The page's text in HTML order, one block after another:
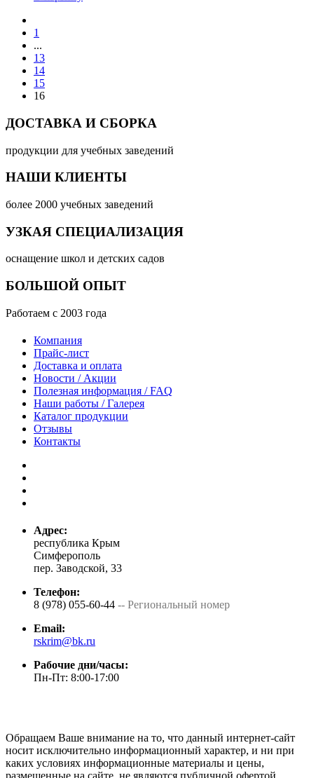
1
...
13
14
15
16
ДОСТАВКА И СБОРКА
продукции для учебных заведений
НАШИ КЛИЕНТЫ
более 2000 учебных заведений
УЗКАЯ СПЕЦИАЛИЗАЦИЯ
оснащение школ и детских садов
БОЛЬШОЙ ОПЫТ
Работаем с 2003 года
Компания
Прайс-лист
Доставка и оплата
Новости / Акции
Полезная информация / FAQ
Наши работы / Галерея
Каталог продукции
Отзывы
Контакты
Адрес:
республика Крым
Симферополь
пер. Заводской, 33
Телефон:
8 (978) 055-60-44 -- Региональный номер
Email:
rskrim@bk.ru
Рабочие дни/часы:
Пн-Пт: 8:00-17:00
Обращаем Ваше внимание на то, что данный интернет-сайт
носит исключительно информационный характер, и ни при
каких условиях информационные материалы и цены,